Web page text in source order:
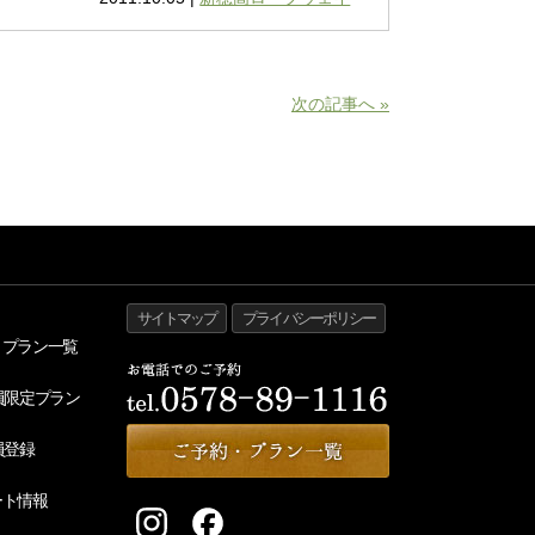
次の記事へ »
ラン一覧
限定プラン
登録
情報
サイトマップ プライバシーポリシー